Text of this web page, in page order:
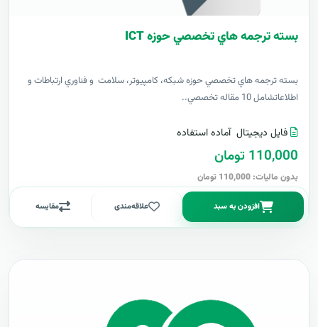
بسته ترجمه هاي تخصصي حوزه ICT
بسته ترجمه هاي تخصصي حوزه شبکه، کامپيوتر، سلامت و فناوري ارتباطات و
اطلاعاتشامل 10 مقاله تخصصي..
فایل دیجیتال آماده استفاده
110,000 تومان
بدون مالیات: 110,000 تومان
افزودن به سبد علاقه‌مندی مقایسه